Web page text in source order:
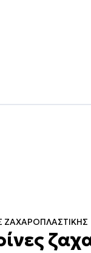
ΖΑΧΑΡΟΠΛΑΣΤΙΚΉΣ